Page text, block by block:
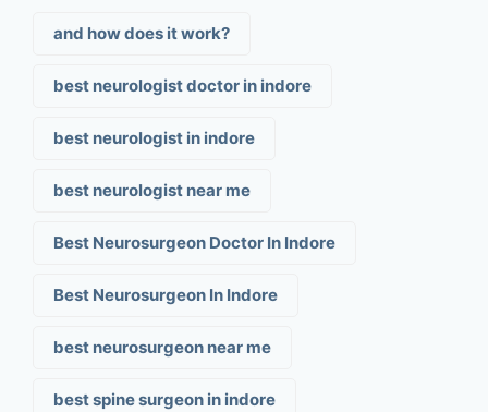
and how does it work?
best neurologist doctor in indore
best neurologist in indore
best neurologist near me
Best Neurosurgeon Doctor In Indore
Best Neurosurgeon In Indore
best neurosurgeon near me
best spine surgeon in indore